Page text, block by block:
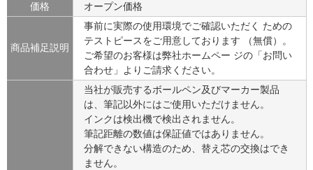
価格
オープン価格
商品補足説明
事前に実際の使用環境でご確認いただく ための
テストピースをご用意しております （無償）。
ご希望のお客様は弊社ホームペー ジの「お問い
合わせ」よりご請求ください。
当社が販売するボールペン及びマーカー製品
は、筆記以外にはご使用いただけません。
インクは検出機で検出されません。
筆記距離の数値は保証値ではありません。
分解できない構造のため、替え芯の交換はでき
ません。